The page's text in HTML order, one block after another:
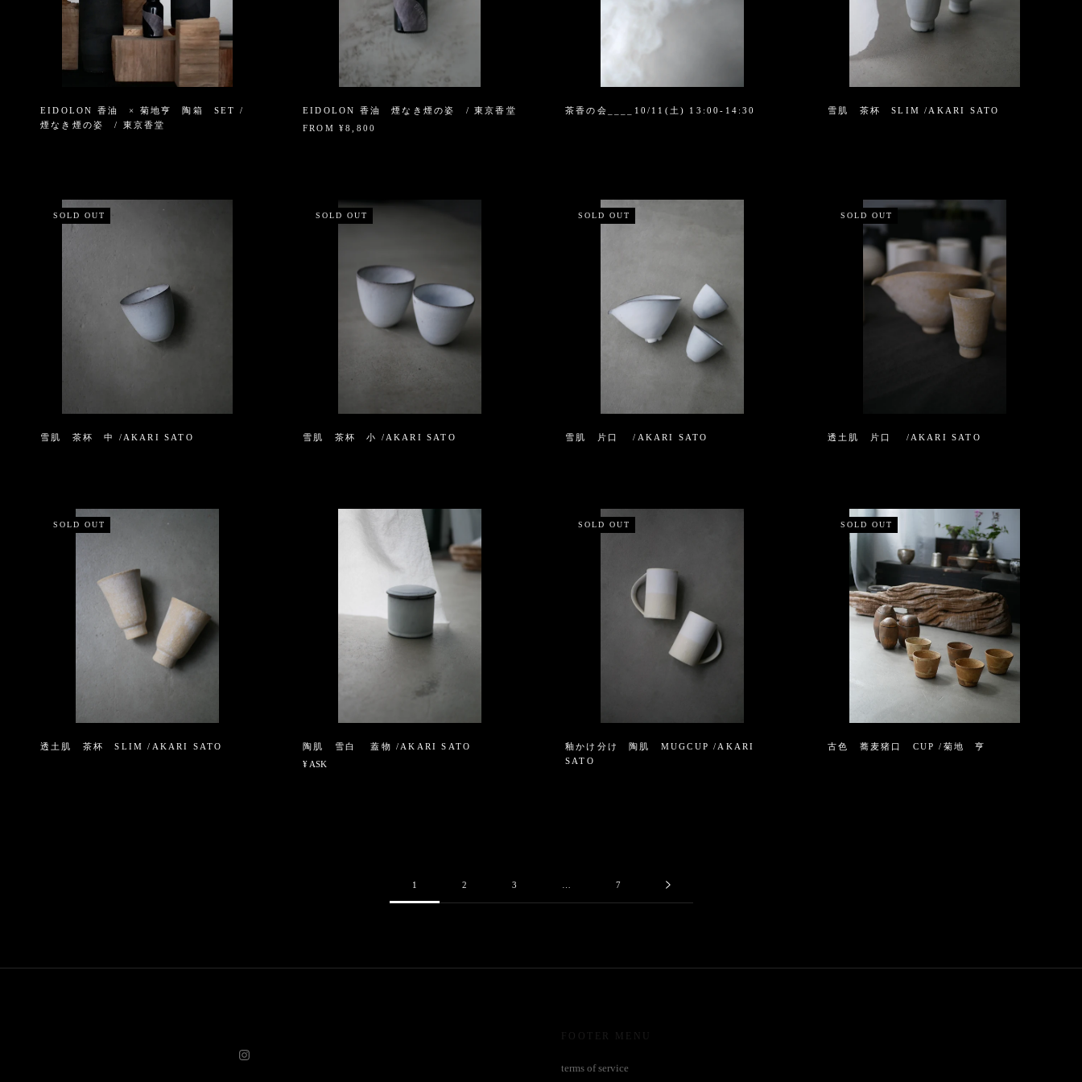
EIDOLON 香油 × 菊地亨 陶箱 SET /
煙なき煙の姿 / 東京香堂
EIDOLON 香油 煙なき煙の姿 / 東京香堂
FROM ¥8,800
茶香の会____10/11(土) 13:00-14:30 雪肌 茶杯 SLIM /AKARI SATO
SOLD OUT
雪肌 茶杯 中 /AKARI SATO
SOLD OUT
雪肌 茶杯 小 /AKARI SATO
SOLD OUT
雪肌 片口 /AKARI SATO
SOLD OUT
透土肌 片口 /AKARI SATO
SOLD OUT
透土肌 茶杯 SLIM /AKARI SATO
陶肌 雪白 蓋物 /AKARI SATO
¥ ASK
SOLD OUT
釉かけ分け 陶肌 MUGCUP /AKARI
SATO
SOLD OUT
古色 蕎麦猪口 CUP /菊地 亨
1 2 3 7
FOOTER MENU
terms of service